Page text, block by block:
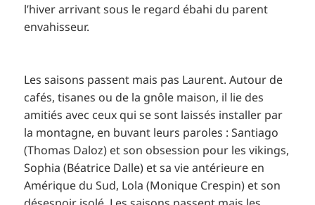
l’hiver arrivant sous le regard ébahi du parent
envahisseur.
Les saisons passent mais pas Laurent. Autour de
cafés, tisanes ou de la gnôle maison, il lie des
amitiés avec ceux qui se sont laissés installer par
la montagne, en buvant leurs paroles : Santiago
(Thomas Daloz) et son obsession pour les vikings,
Sophia (Béatrice Dalle) et sa vie antérieure en
Amérique du Sud, Lola (Monique Crespin) et son